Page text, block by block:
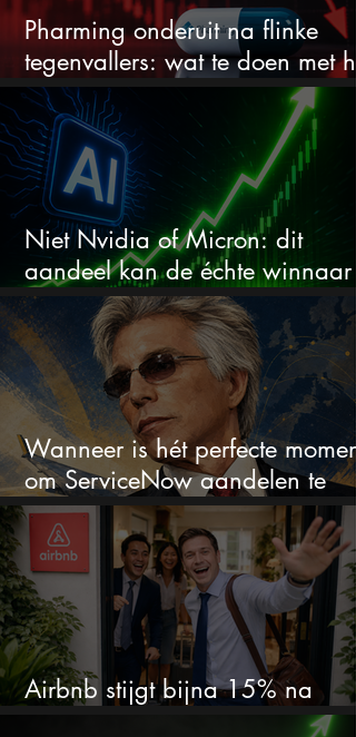
Pharming onderuit na flinke
tegenvallers: wat te doen met
aandeel?
Niet Nvidia of Micron: dit
aandeel kan de échte winnaar
van de AI-race worden
Wanneer is hét perfecte moment
om ServiceNow aandelen te
kopen?
Airbnb stijgt bijna 15% na
cijfers: vooral dit AI-cijfer valt op